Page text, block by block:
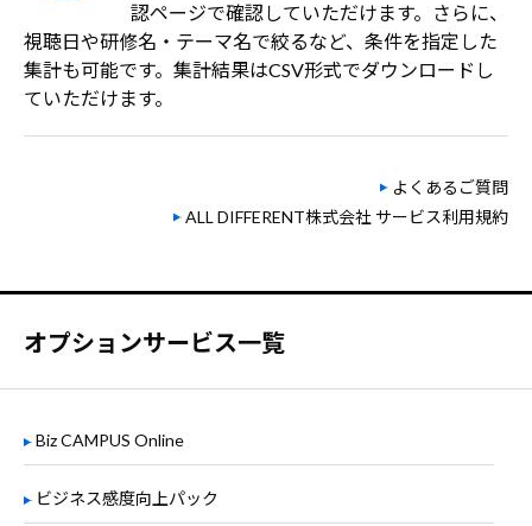
認ページで確認していただけます。さらに、
視聴日や研修名・テーマ名で絞るなど、条件を指定した
集計も可能です。集計結果はCSV形式でダウンロードし
ていただけます。
よくあるご質問
ALL DIFFERENT株式会社 サービス利用規約
オプションサービス一覧
Biz CAMPUS Online
ビジネス感度向上パック